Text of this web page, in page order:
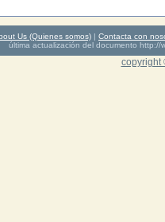
Us (Quienes somos) | Contacta con
última actualización del documento http://
copyright